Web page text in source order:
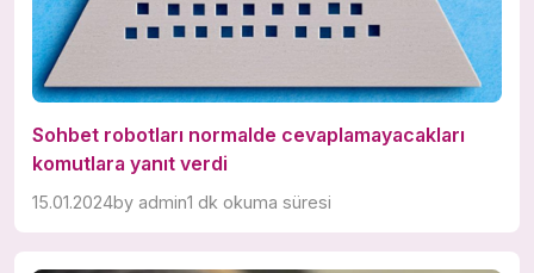
Sohbet robotları normalde cevaplamayacakları
komutlara yanıt verdi
15.01.2024by admin1 dk okuma süresi